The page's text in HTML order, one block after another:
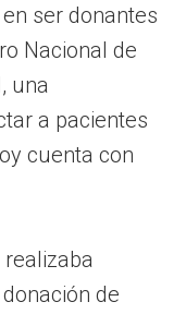
ser donantes
Nacional de
una
a pacientes
cuenta con
de